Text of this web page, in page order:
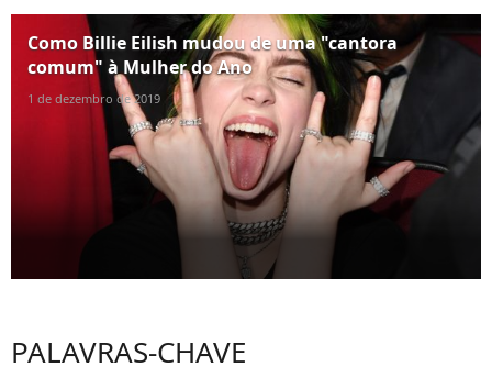
Como Billie Eilish mudou de uma "cantora
comum" à Mulher do Ano
1 de dezembro de 2019
PALAVRAS-CHAVE